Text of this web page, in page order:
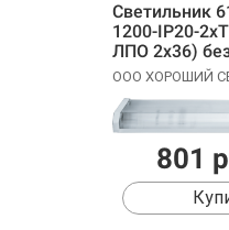
Светильник
1200-IP20-
ЛПО 2х36)
61299
ООО ХОРОШИЙ
801